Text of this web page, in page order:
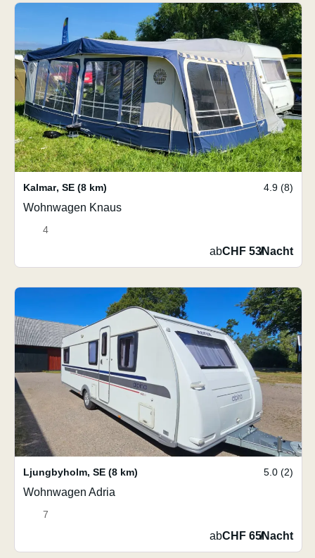
Kalmar, SE (8 km) 4.9 (8)
Wohnwagen Knaus
4
abCHF 53/Nacht
Ljungbyholm, SE (8 km) 5.0 (2)
Wohnwagen Adria
7
abCHF 65/Nacht